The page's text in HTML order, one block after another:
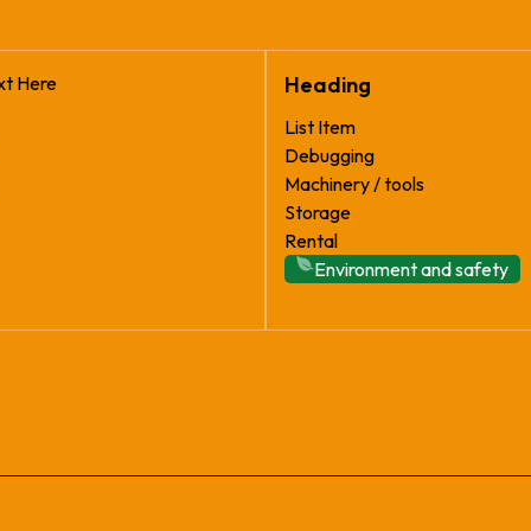
Here Heading
List Item
Debugging
Machinery / tools
Storage
Rental
Environment and safety